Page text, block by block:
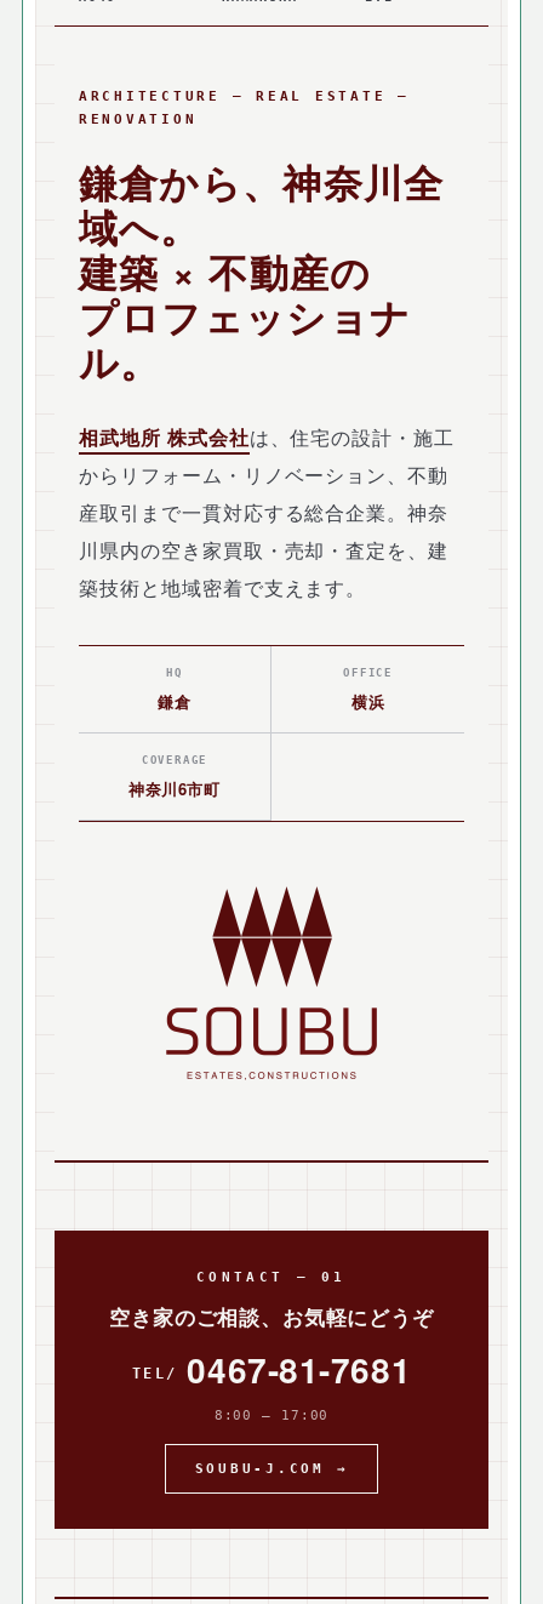
ARCHITECTURE — REAL ESTATE —
RENOVATION
鎌倉から、神奈川全
域へ。
建築 × 不動産の
プロフェッショナ
ル。
相武地所 株式会社は、住宅の設計・施工
からリフォーム・リノベーション、不動
産取引まで一貫対応する総合企業。神奈
川県内の空き家買取・売却・査定を、建
築技術と地域密着で支えます。
HQ
鎌倉
OFFICE
横浜
COVERAGE
神奈川6市町
CONTACT — 01
空き家のご相談、お気軽にどうぞ
0467-81-7681
8:00 — 17:00
SOUBU-J.COM →